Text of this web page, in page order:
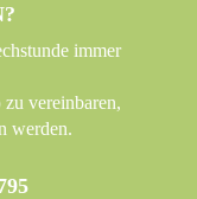
immer
zu vereinbaren,
werden.